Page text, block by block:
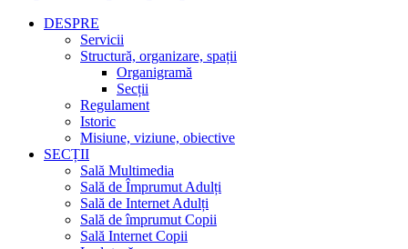
DESPRE
Servicii
Structură, organizare, spații
Organigramă
Secții
Regulament
Istoric
Misiune, viziune, obiective
SECȚII
Sală Multimedia
Sală de Împrumut Adulți
Sală de Internet Adulți
Sală de împrumut Copii
Sală Internet Copii